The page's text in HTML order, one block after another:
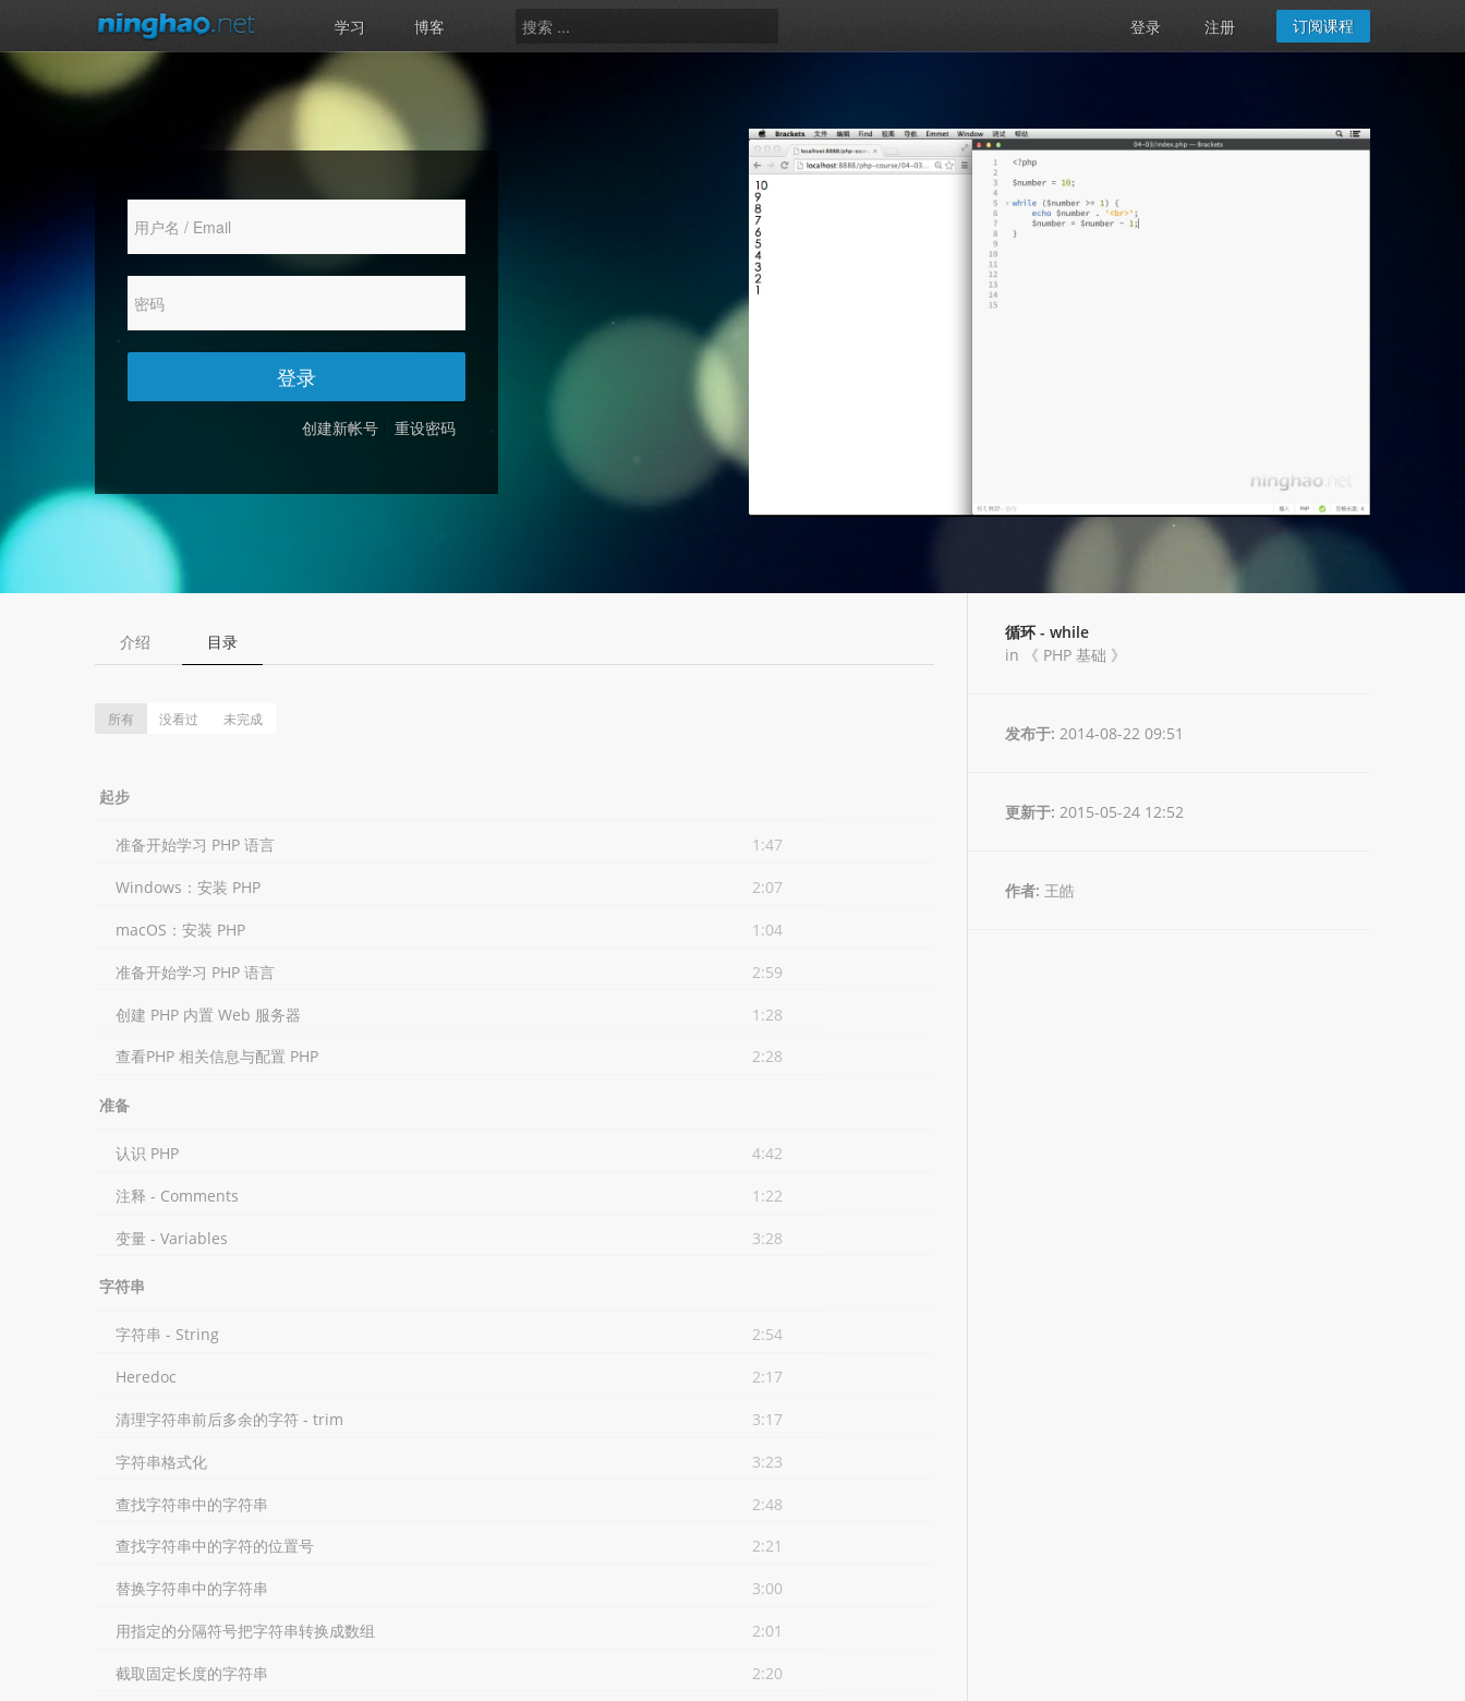
学习 博客 登录 注册 订阅课程
创建新帐号 重设密码
登录
介绍 目录
所有 没看过 未完成
起步
准备开始学习 PHP 语言 1:47
Windows：安装 PHP 2:07
macOS：安装 PHP 1:04
准备开始学习 PHP 语言 2:59
创建 PHP 内置 Web 服务器 1:28
查看PHP 相关信息与配置 PHP 2:28
准备
认识 PHP 4:42
注释 - Comments 1:22
变量 - Variables 3:28
字符串
字符串 - String 2:54
Heredoc 2:17
清理字符串前后多余的字符 - trim 3:17
字符串格式化 3:23
查找字符串中的字符串 2:48
查找字符串中的字符的位置号 2:21
替换字符串中的字符串 3:00
用指定的分隔符号把字符串转换成数组 2:01
截取固定长度的字符串 2:20
循环 - while
in 《 PHP 基础 》
发布于: 2014-08-22 09:51
更新于: 2015-05-24 12:52
作者: 王皓